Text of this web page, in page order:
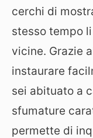
cerchi di
stesso tempo
vicine. Grazie
instaurare
sei abituato a
sfumature
permette di